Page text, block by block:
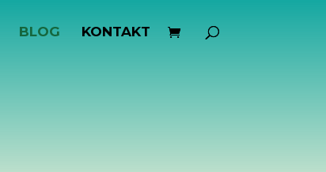
BLOG KONTAKT